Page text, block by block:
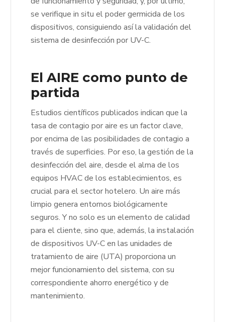
se verifique in situ el poder germicida de los
dispositivos, consiguiendo así la validación del
sistema de desinfección por UV-C.
El AIRE como punto de
partida
Estudios científicos publicados indican que la
tasa de contagio por aire es un factor clave,
por encima de las posibilidades de contagio a
través de superficies. Por eso, la gestión de la
desinfección del aire, desde el alma de los
equipos HVAC de los establecimientos, es
crucial para el sector hotelero. Un aire más
limpio genera entornos biológicamente
seguros. Y no solo es un elemento de calidad
para el cliente, sino que, además, la instalación
de dispositivos UV-C en las unidades de
tratamiento de aire (UTA) proporciona un
mejor funcionamiento del sistema, con su
correspondiente ahorro energético y de
mantenimiento.